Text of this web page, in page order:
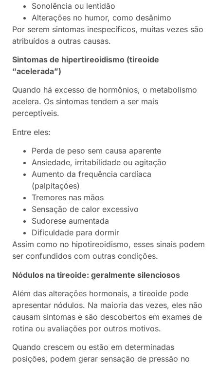
Sonolência ou lentidão
Alterações no humor, como desânimo
Por serem sintomas inespecíficos, muitas vezes são
atribuídos a outras causas.
Sintomas de hipertireoidismo (tireoide
“acelerada”)
Quando há excesso de hormônios, o metabolismo
acelera. Os sintomas tendem a ser mais
perceptíveis.
Entre eles:
Perda de peso sem causa aparente
Ansiedade, irritabilidade ou agitação
Aumento da frequência cardíaca
(palpitações)
Tremores nas mãos
Sensação de calor excessivo
Sudorese aumentada
Dificuldade para dormir
Assim como no hipotireoidismo, esses sinais podem
ser confundidos com outras condições.
Nódulos na tireoide: geralmente silenciosos
Além das alterações hormonais, a tireoide pode
apresentar nódulos. Na maioria das vezes, eles não
causam sintomas e são descobertos em exames de
rotina ou avaliações por outros motivos.
Quando crescem ou estão em determinadas
posições, podem gerar sensação de pressão no